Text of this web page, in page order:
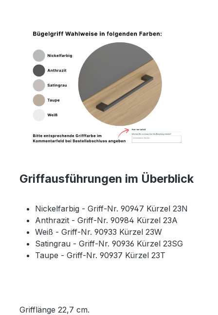
Griffausführungen im Überblick
Nickelfarbig - Griff-Nr. 90947 Kürzel 23N
Anthrazit - Griff-Nr. 90984 Kürzel 23A
Weiß - Griff-Nr. 90933 Kürzel 23W
Satingrau - Griff-Nr. 90936 Kürzel 23SG
Taupe - Griff-Nr. 90937 Kürzel 23T
Grifflänge 22,7 cm.